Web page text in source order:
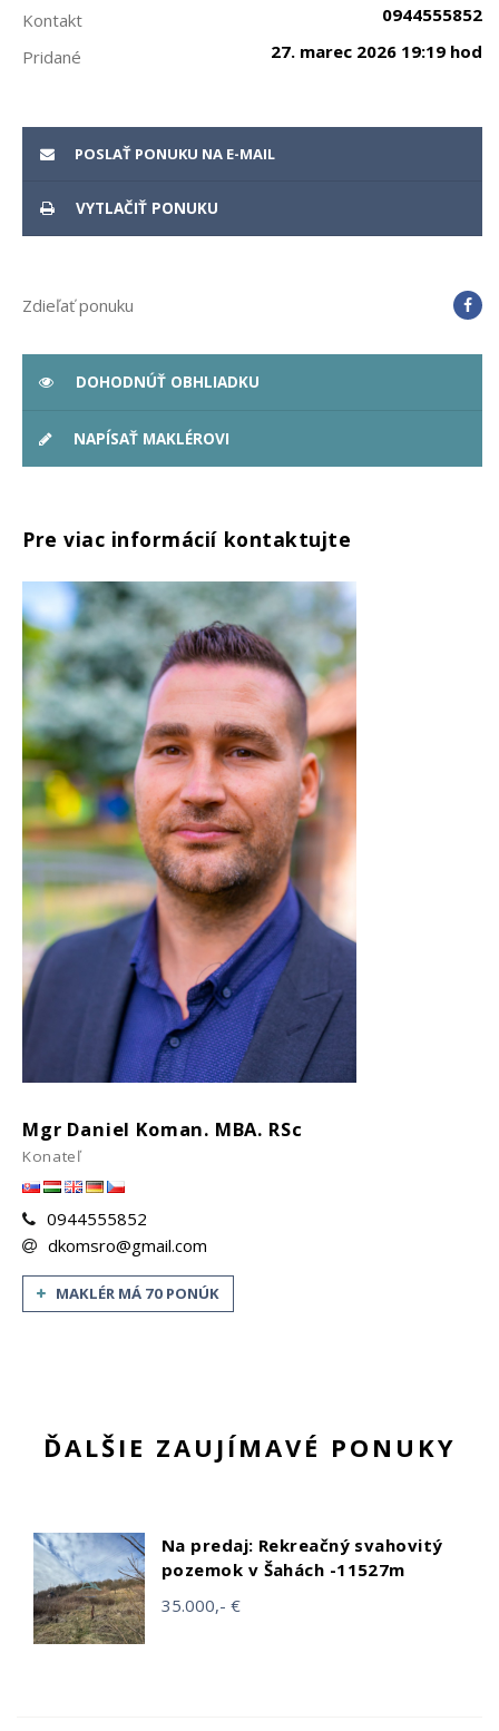
Kontakt
0944555852
Pridané
27. marec 2026 19:19 hod
POSLAŤ PONUKU NA E-MAIL
VYTLAČIŤ PONUKU
Zdieľať ponuku
DOHODNÚŤ OBHLIADKU
NAPÍSAŤ MAKLÉROVI
Pre viac informácií kontaktujte
Mgr Daniel Koman. MBA. RSc
Konateľ
0944555852
dkomsro@gmail.com
MAKLÉR MÁ 70 PONÚK
ĎALŠIE ZAUJÍMAVÉ PONUKY
Na predaj: Rekreačný svahovitý
pozemok v Šahách -11527m
35.000,- €